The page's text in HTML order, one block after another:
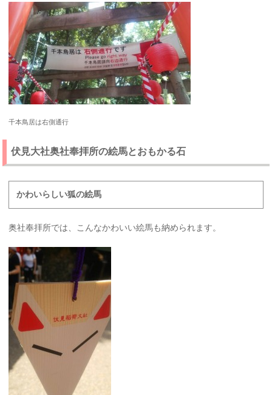
千本鳥居は右側通行
伏見大社奥社奉拝所の絵馬とおもかる石
かわいらしい狐の絵馬
奥社奉拝所では、こんなかわいい絵馬も納められます。